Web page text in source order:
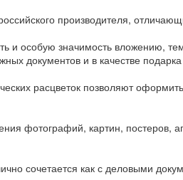
производителя,
и особую значимость вложению,
документов и в качестве
расцветок позволяют
фотографий, картин, постеров,
сочетается как с деловыми